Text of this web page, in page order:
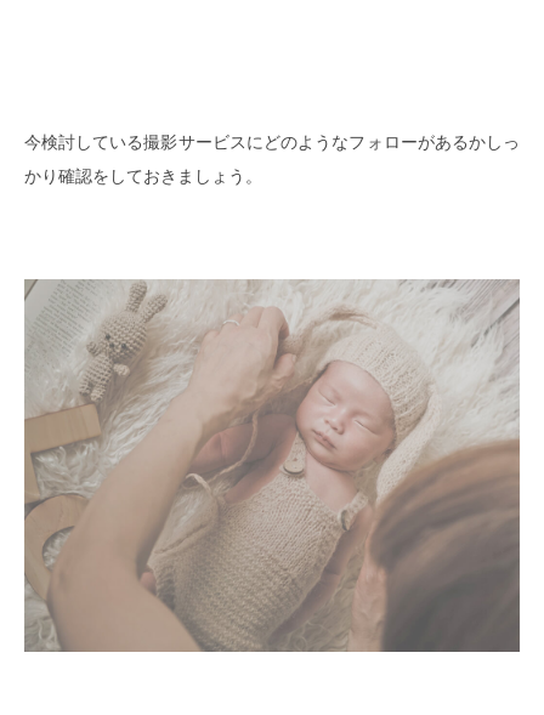
今検討している撮影サービスにどのようなフォローがあるかしっ
かり確認をしておきましょう。